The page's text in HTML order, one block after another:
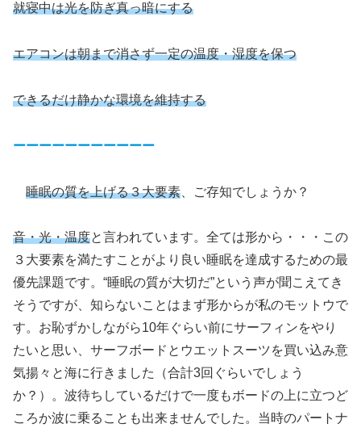
就寝中は光を防ぎ真っ暗にする
エアコンは朝まで消さず一定の温度・湿度を保つ
できるだけ静かな環境を維持する
ーーーーーーーーーーー
睡眠の質を上げる３大要素 、ご存知でしょうか？
音・光・温度と言われています。全ては形から・・・この
３大要素を満たすことがより良い睡眠を達成するための最
優先課題です。“睡眠の質が大切だ”という声が聞こえてき
そうですが、知らないことはまず形からが私のモットウで
す。お恥ずかしながら10年ぐらい前にサーフィンをやり
たいと思い、サーフボードとウエットスーツを買い込み意
気揚々と海に行きました（合計3回ぐらいでしょう
か？）。波待ちしているだけで一度もボードの上に立つど
ころか波に乗ることも出来ませんでした。当時のパートナ